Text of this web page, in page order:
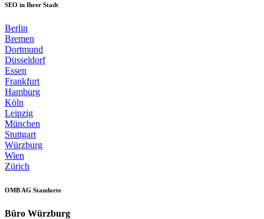
SEO in Ihrer Stadt
Berlin
Bremen
Dortmund
Düsseldorf
Essen
Frankfurt
Hamburg
Köln
Leipzig
München
Stuttgart
Würzburg
Wien
Zürich
OMB AG Standorte
Büro Würzburg